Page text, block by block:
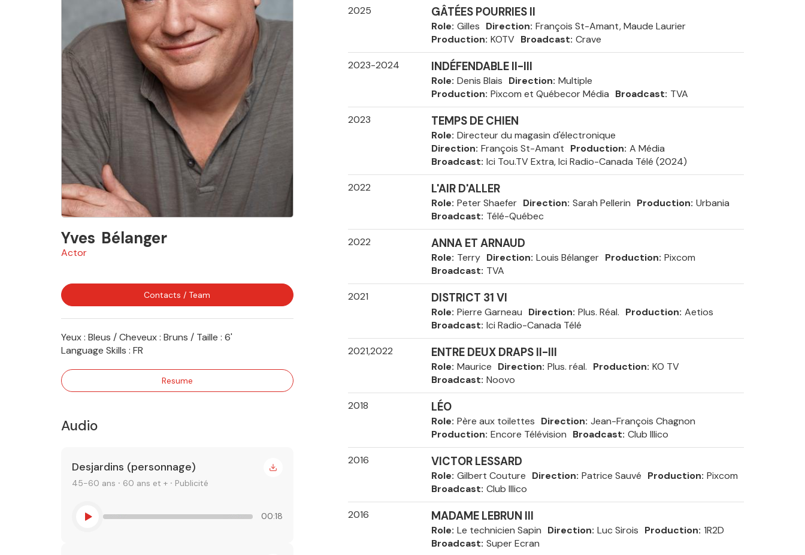
Yves Bélanger
Actor
Contacts / Team
Yeux : Bleus / Cheveux : Bruns / Taille : 6'
Language Skills : FR
Resume
Audio
Desjardins (personnage)
45-60 ans ⸱ 60 ans et + ⸱ Publicité
00:18
2025 GÂTÉES POURRIES II
Role Gilles Direction François St-Amant, Maude Laurier
Production KOTV Broadcast Crave
2023-2024 INDÉFENDABLE II-III
Role Denis Blais Direction Multiple
Production Pixcom et Québecor Média Broadcast TVA
2023 TEMPS DE CHIEN
Role Directeur du magasin d'électronique
Direction François St-Amant Production A Média
Broadcast Ici Tou.TV Extra, Ici Radio-Canada Télé (2024)
2022 L'AIR D'ALLER
Role Peter Shaefer Direction Sarah Pellerin Production Urbania
Broadcast Télé-Québec
2022 ANNA ET ARNAUD
Role Terry Direction Louis Bélanger Production Pixcom
Broadcast TVA
2021 DISTRICT 31 VI
Role Pierre Garneau Direction Plus. Réal. Production Aetios
Broadcast Ici Radio-Canada Télé
2021,2022 ENTRE DEUX DRAPS II-III
Role Maurice Direction Plus. réal. Production KO TV
Broadcast Noovo
2018 LÉO
Role Père aux toilettes Direction Jean-François Chagnon
Production Encore Télévision Broadcast Club Illico
2016 VICTOR LESSARD
Role Gilbert Couture Direction Patrice Sauvé Production Pixcom
Broadcast Club Illico
2016 MADAME LEBRUN III
Role Le technicien Sapin Direction Luc Sirois Production 1R2D
Broadcast Super Ecran